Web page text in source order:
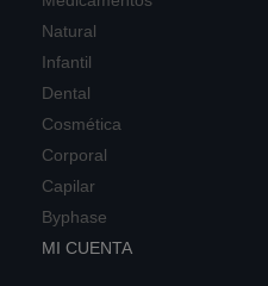
Natural
Infantil
Dental
Cosmética
Corporal
Capilar
Byphase
MI CUENTA